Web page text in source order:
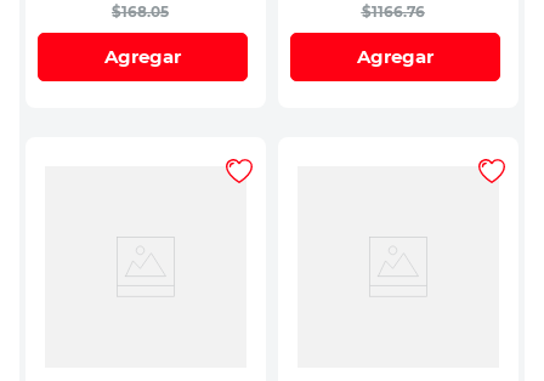
$168.05
Agregar
$1166.76
Agregar